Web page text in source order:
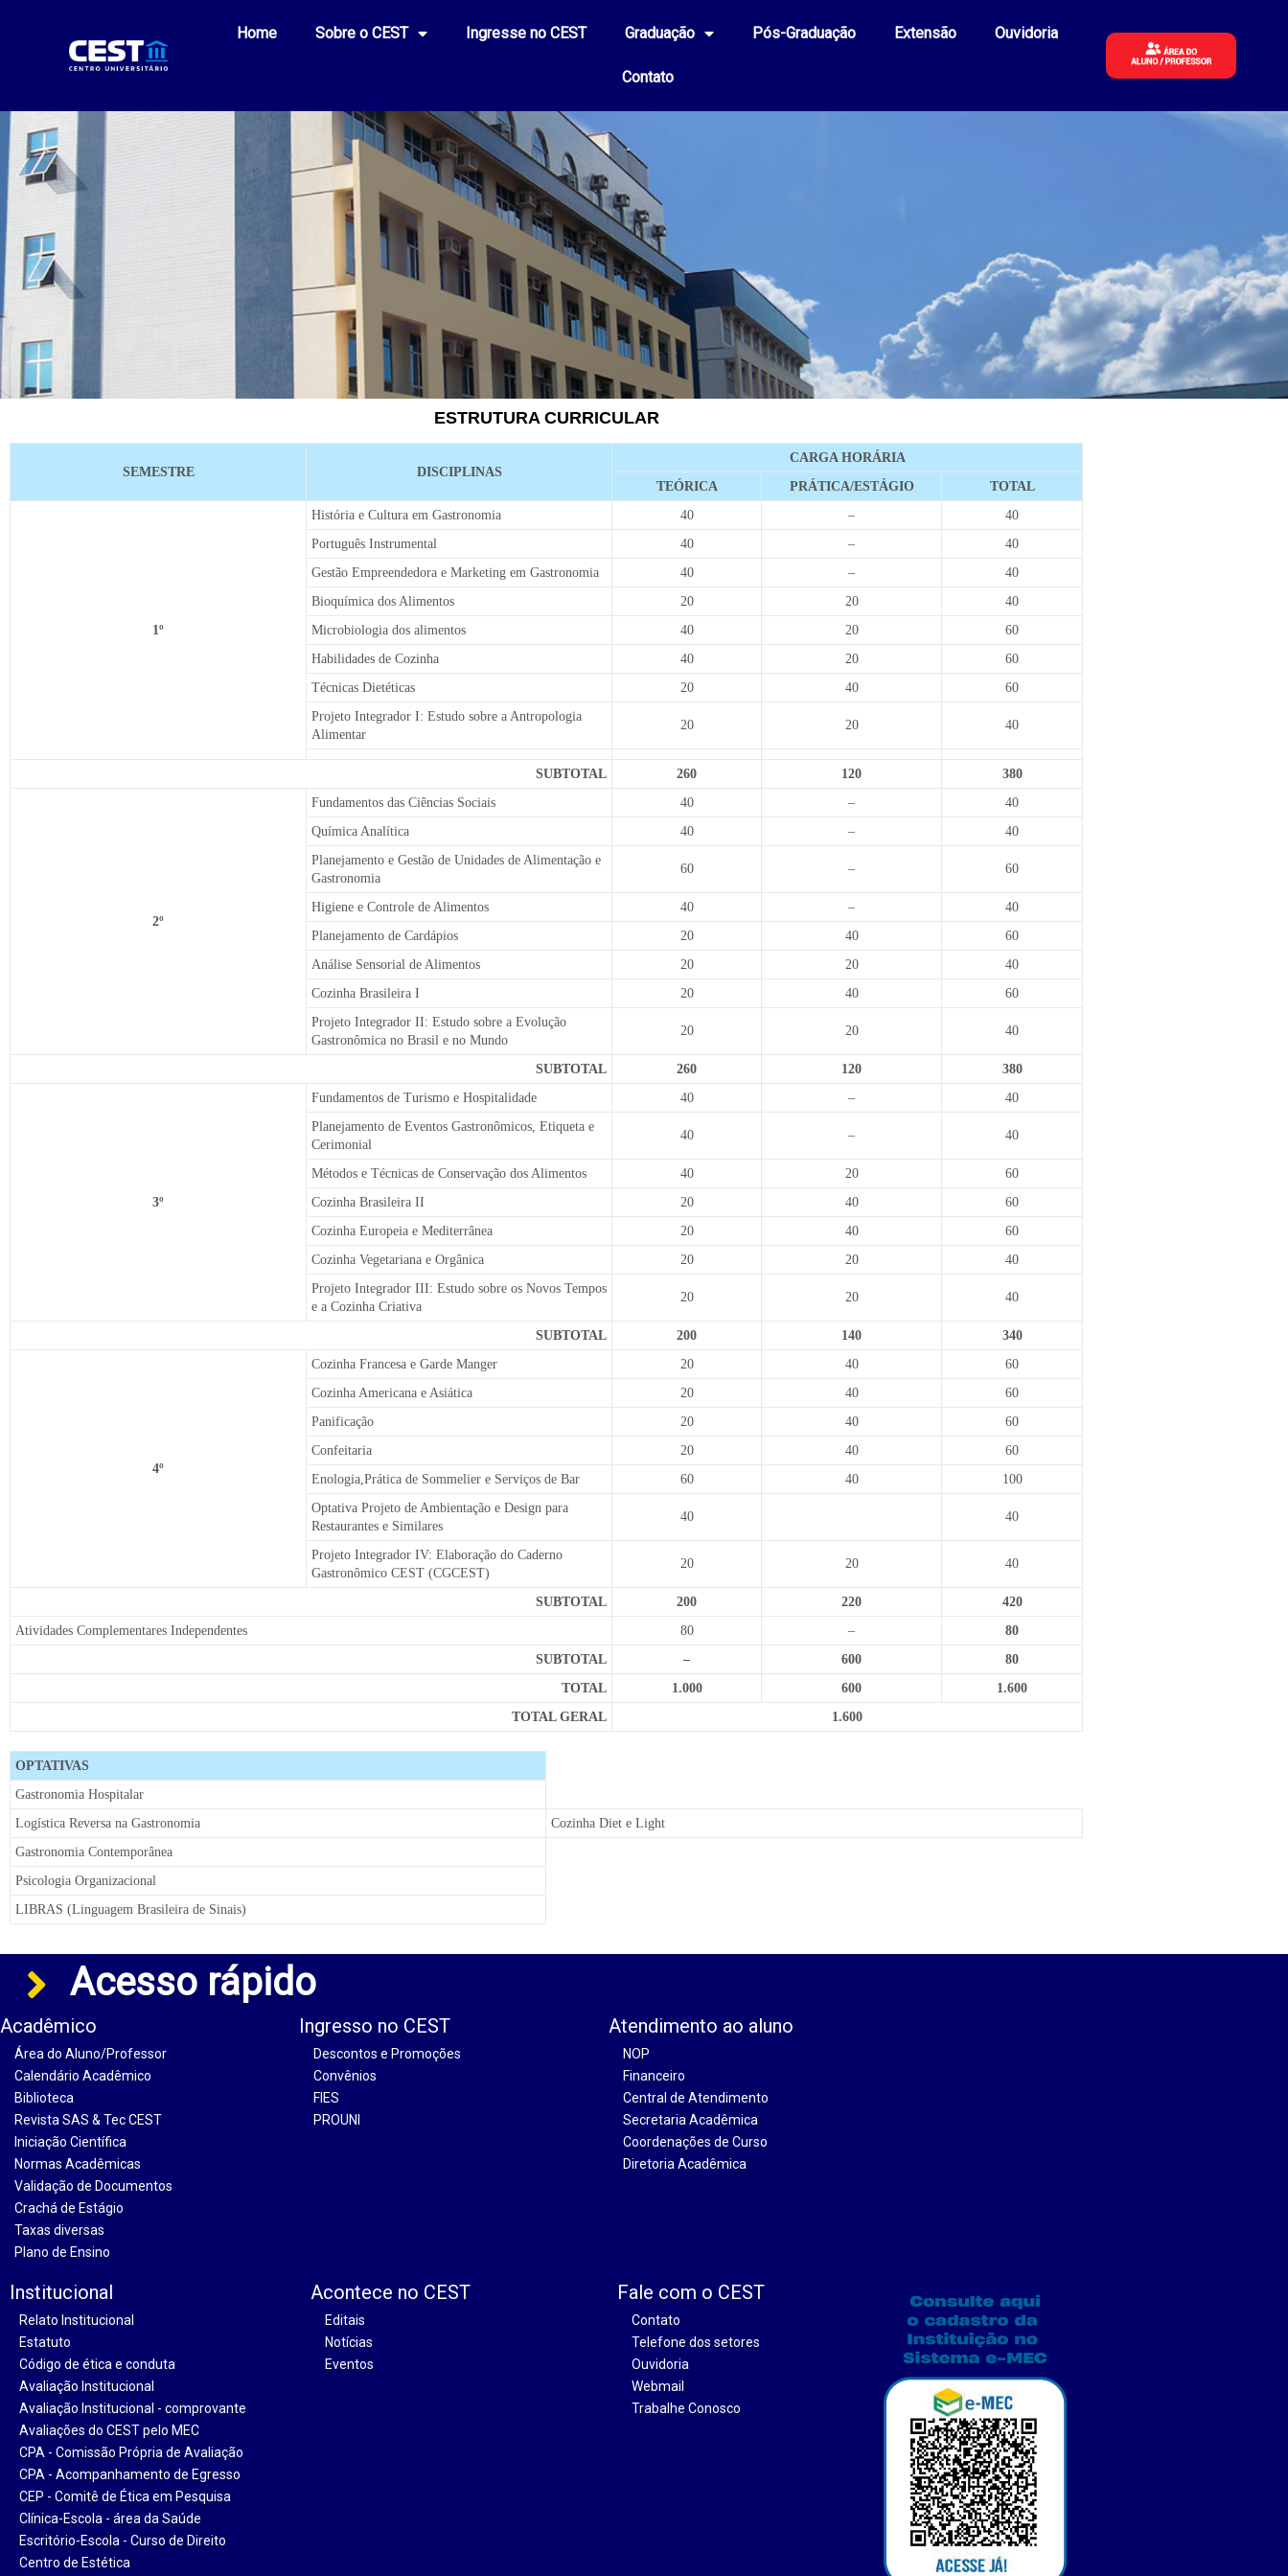
Home Sobre o CEST Ingresse no CEST Graduação Pós-Graduação Extensão Ouvidoria
Contato
ESTRUTURA
CURRICULAR
ESTRUTURA CURRICULAR
SEMESTRE DISCIPLINAS
CARGA HORÁRIA
TEÓRICA
PRÁTICA/ESTÁGIO TOTAL
1º
História e Cultura em Gastronomia 40 –
40
Português Instrumental
40 –
40
Gestão Empreendedora e Marketing em Gastronomia
40 –
40
Bioquímica dos Alimentos
20 20
40
Microbiologia dos alimentos
40 20
60
Habilidades de Cozinha
40 20
60
Técnicas Dietéticas
20 40
60
Projeto Integrador I: Estudo sobre a Antropologia
Alimentar
20 20 40
SUBTOTAL 260 120 380
2º
Fundamentos das Ciências Sociais 40 –
40
Química Analítica
40 –
40
Planejamento e Gestão de Unidades de Alimentação e
Gastronomia
60 – 60
Higiene e Controle de Alimentos 40 –
40
Planejamento de Cardápios
20 40
60
Análise Sensorial de Alimentos
20 20
40
Cozinha Brasileira I
20 40
60
Projeto Integrador II: Estudo sobre a Evolução
Gastronômica no Brasil e no Mundo
20 20 40
SUBTOTAL 260 120 380
3º
Fundamentos de Turismo e Hospitalidade 40 –
40
Planejamento de Eventos Gastronômicos, Etiqueta e
Cerimonial
40 – 40
Métodos e Técnicas de Conservação dos Alimentos 40 20
60
Cozinha Brasileira II
20 40
60
Cozinha Europeia e Mediterrânea
20 40
60
Cozinha Vegetariana e Orgânica
20 20
40
Projeto Integrador III: Estudo sobre os Novos Tempos
e a Cozinha Criativa
20 20 40
SUBTOTAL 200 140 340
4º
Cozinha Francesa e Garde Manger 20 40
60
Cozinha Americana e Asiática
20 40
60
Panificação
20 40
60
Confeitaria
20 40
60
Enologia,Prática de Sommelier e Serviços de Bar
60 40
100
Optativa Projeto de Ambientação e Design para
Restaurantes e Similares
40 40
Projeto Integrador IV: Elaboração do Caderno
Gastronômico CEST (CGCEST)
20 20 40
SUBTOTAL 200 220
420
Atividades Complementares Independentes
80 –
80
SUBTOTAL
– 600
80
TOTAL
1.000 600
1.600
TOTAL GERAL
1.600
OPTATIVAS
Gastronomia Hospitalar
Logística Reversa na Gastronomia
Cozinha Diet e Light
Gastronomia Contemporânea
Psicologia Organizacional
LIBRAS (Linguagem Brasileira de Sinais)
Acesso rápido
Acadêmico
Área do Aluno/Professor
Calendário Acadêmico
Biblioteca
Revista SAS & Tec CEST
Iniciação Científica
Normas Acadêmicas
Validação de Documentos
Crachá de Estágio
Taxas diversas
Plano de Ensino
Ingresso no CEST
Descontos e Promoções
Convênios
FIES
PROUNI
Atendimento ao aluno
NOP
Financeiro
Central de Atendimento
Secretaria Acadêmica
Coordenações de Curso
Diretoria Acadêmica
Institucional
Relato Institucional
Estatuto
Código de ética e conduta
Avaliação Institucional
Avaliação Institucional - comprovante
Avaliações do CEST pelo MEC
CPA - Comissão Própria de Avaliação
CPA - Acompanhamento de Egresso
CEP - Comitê de Ética em Pesquisa
Clínica-Escola - área da Saúde
Escritório-Escola - Curso de Direito
Centro de Estética
Acontece no CEST
Editais
Notícias
Eventos
Fale com o CEST
Contato
Telefone dos setores
Ouvidoria
Webmail
Trabalhe Conosco